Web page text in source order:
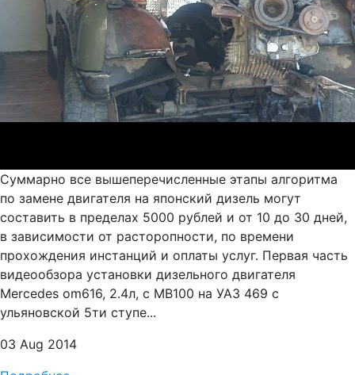
Суммарно все вышеперечисленные этапы алгоритма
по замене двигателя на японский дизель могут
составить в пределах 5000 рублей и от 10 до 30 дней,
в зависимости от расторопности, по времени
прохождения инстанций и оплаты услуг. Первая часть
видеообзора установки дизельного двигателя
Mercedes om616, 2.4л, с MB100 на УАЗ 469 с
ульяновской 5ти ступе...
03 Aug 2014